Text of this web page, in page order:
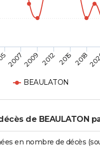
BEAULATON
20072009 2012 2015 2018
de BEAULATON
en nombre de décès